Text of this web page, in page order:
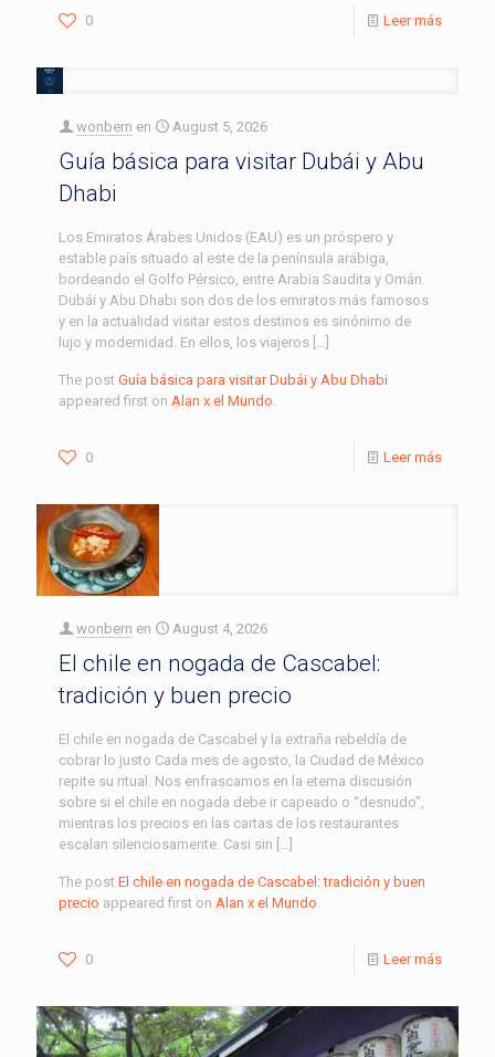
0 Leer más
wonbern en August 5, 2026
Guía básica para visitar Dubái y Abu
Dhabi
Los Emiratos Árabes Unidos (EAU) es un próspero y
estable país situado al este de la península arábiga,
bordeando el Golfo Pérsico, entre Arabia Saudita y Omán.
Dubái y Abu Dhabi son dos de los emiratos más famosos
y en la actualidad visitar estos destinos es sinónimo de
lujo y modernidad. En ellos, los viajeros […]
The post Guía básica para visitar Dubái y Abu Dhabi
appeared first on Alan x el Mundo.
0 Leer más
wonbern en August 4, 2026
El chile en nogada de Cascabel:
tradición y buen precio
El chile en nogada de Cascabel y la extraña rebeldía de
cobrar lo justo Cada mes de agosto, la Ciudad de México
repite su ritual. Nos enfrascamos en la eterna discusión
sobre si el chile en nogada debe ir capeado o “desnudo”,
mientras los precios en las cartas de los restaurantes
escalan silenciosamente. Casi sin […]
The post El chile en nogada de Cascabel: tradición y buen
precio appeared first on Alan x el Mundo.
0 Leer más